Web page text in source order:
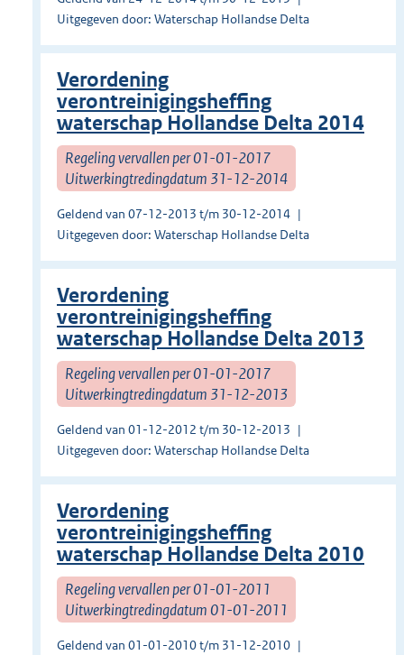
Uitgegeven door: Waterschap Hollandse Delta
Verordening
verontreinigingsheffing
waterschap Hollandse Delta 2014
Regeling vervallen per 01-01-2017
Uitwerkingtredingdatum 31-12-2014
Geldend van 07-12-2013 t/m 30-12-2014
Uitgegeven door: Waterschap Hollandse Delta
Verordening
verontreinigingsheffing
waterschap Hollandse Delta 2013
Regeling vervallen per 01-01-2017
Uitwerkingtredingdatum 31-12-2013
Geldend van 01-12-2012 t/m 30-12-2013
Uitgegeven door: Waterschap Hollandse Delta
Verordening
verontreinigingsheffing
waterschap Hollandse Delta 2010
Regeling vervallen per 01-01-2011
Uitwerkingtredingdatum 01-01-2011
Geldend van 01-01-2010 t/m 31-12-2010